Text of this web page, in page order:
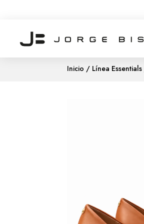
Inicio / Línea Essentials